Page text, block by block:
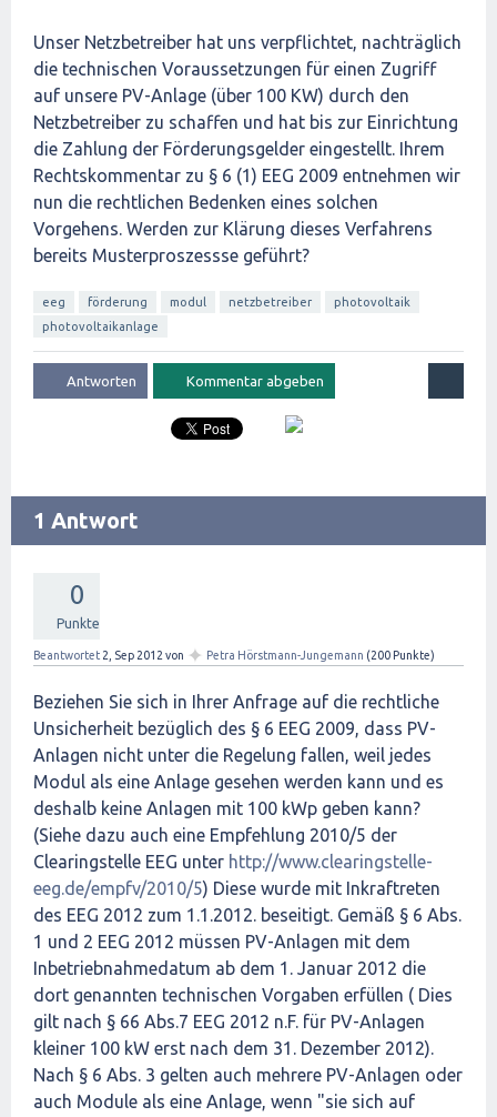
Unser Netzbetreiber hat uns verpflichtet, nachträglich
die technischen Voraussetzungen für einen Zugriff
auf unsere PV-Anlage (über 100 KW) durch den
Netzbetreiber zu schaffen und hat bis zur Einrichtung
die Zahlung der Förderungsgelder eingestellt. Ihrem
Rechtskommentar zu § 6 (1) EEG 2009 entnehmen wir
nun die rechtlichen Bedenken eines solchen
Vorgehens. Werden zur Klärung dieses Verfahrens
bereits Musterproszessse geführt?
eeg förderung modul netzbetreiber
photovoltaik
photovoltaikanlage
1 Antwort
0
Punkte
Beantwortet 2, Sep 2012 von ✦ Petra Hörstmann-Jungemann (200 Punkte)
Beziehen Sie sich in Ihrer Anfrage auf die rechtliche
Unsicherheit bezüglich des § 6 EEG 2009, dass PV-
Anlagen nicht unter die Regelung fallen, weil jedes
Modul als eine Anlage gesehen werden kann und es
deshalb keine Anlagen mit 100 kWp geben kann?
(Siehe dazu auch eine Empfehlung 2010/5 der
Clearingstelle EEG unter http://www.clearingstelle-
eeg.de/empfv/2010/5) Diese wurde mit Inkraftreten
des EEG 2012 zum 1.1.2012. beseitigt. Gemäß § 6 Abs.
1 und 2 EEG 2012 müssen PV-Anlagen mit dem
Inbetriebnahmedatum ab dem 1. Januar 2012 die
dort genannten technischen Vorgaben erfüllen ( Dies
gilt nach § 66 Abs.7 EEG 2012 n.F. für PV-Anlagen
kleiner 100 kW erst nach dem 31. Dezember 2012).
Nach § 6 Abs. 3 gelten auch mehrere PV-Anlagen oder
auch Module als eine Anlage, wenn "sie sich auf